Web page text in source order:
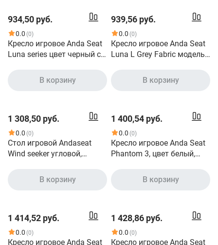
934,50 руб.
0.0 (0)
Кресло игровое Anda Seat
Luna series цвет черный с
размер L 110кг , материал
ПВХ модель AD18
В корзину
939,56 руб.
0.0 (0)
Кресло игровое Anda Seat
Luna L Grey Fabric модель
В корзину
1 308,50 руб.
0.0 (0)
Стол игровой Andaseat
Wind seeker угловой,
В корзину
1 400,54 руб.
0.0 (0)
Кресло игровое Anda Seat
Phantom 3, цвет белый,
ПВХ модель AD18
В корзину
1 414,52 руб.
0.0 (0)
Кресло игровое Anda Seat
1 428,86 руб.
0.0 (0)
Кресло игровое Anda Seat